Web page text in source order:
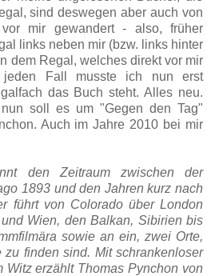
sind deswegen aber auch von
mir gewandert - also, früher
links neben mir (bzw. links hinter
dem Regal, welches direkt vor mir
jeden Fall musste ich nun erst
das Buch steht. Alles neu.
soll es um "Gegen den Tag"
Auch im Jahre 2010 bei mir
den Zeitraum zwischen der
1893 und den Jahren kurz nach
führt von Colorado über London
Wien, den Balkan, Sibirien bis
sowie an ein, zwei Orte,
finden sind. Mit schrankenloser
Witz erzählt Thomas Pynchon von